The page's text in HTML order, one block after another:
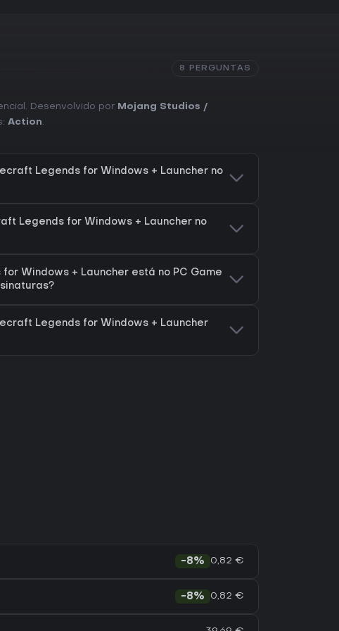
8 PERGUNTAS
Desenvolvido por Mojang Studios /
Action.
Legends for Windows + Launcher no
Legends for Windows + Launcher no
Windows + Launcher está no PC Game
Legends for Windows + Launcher
-8% 0,82 €
-8% 0,82 €